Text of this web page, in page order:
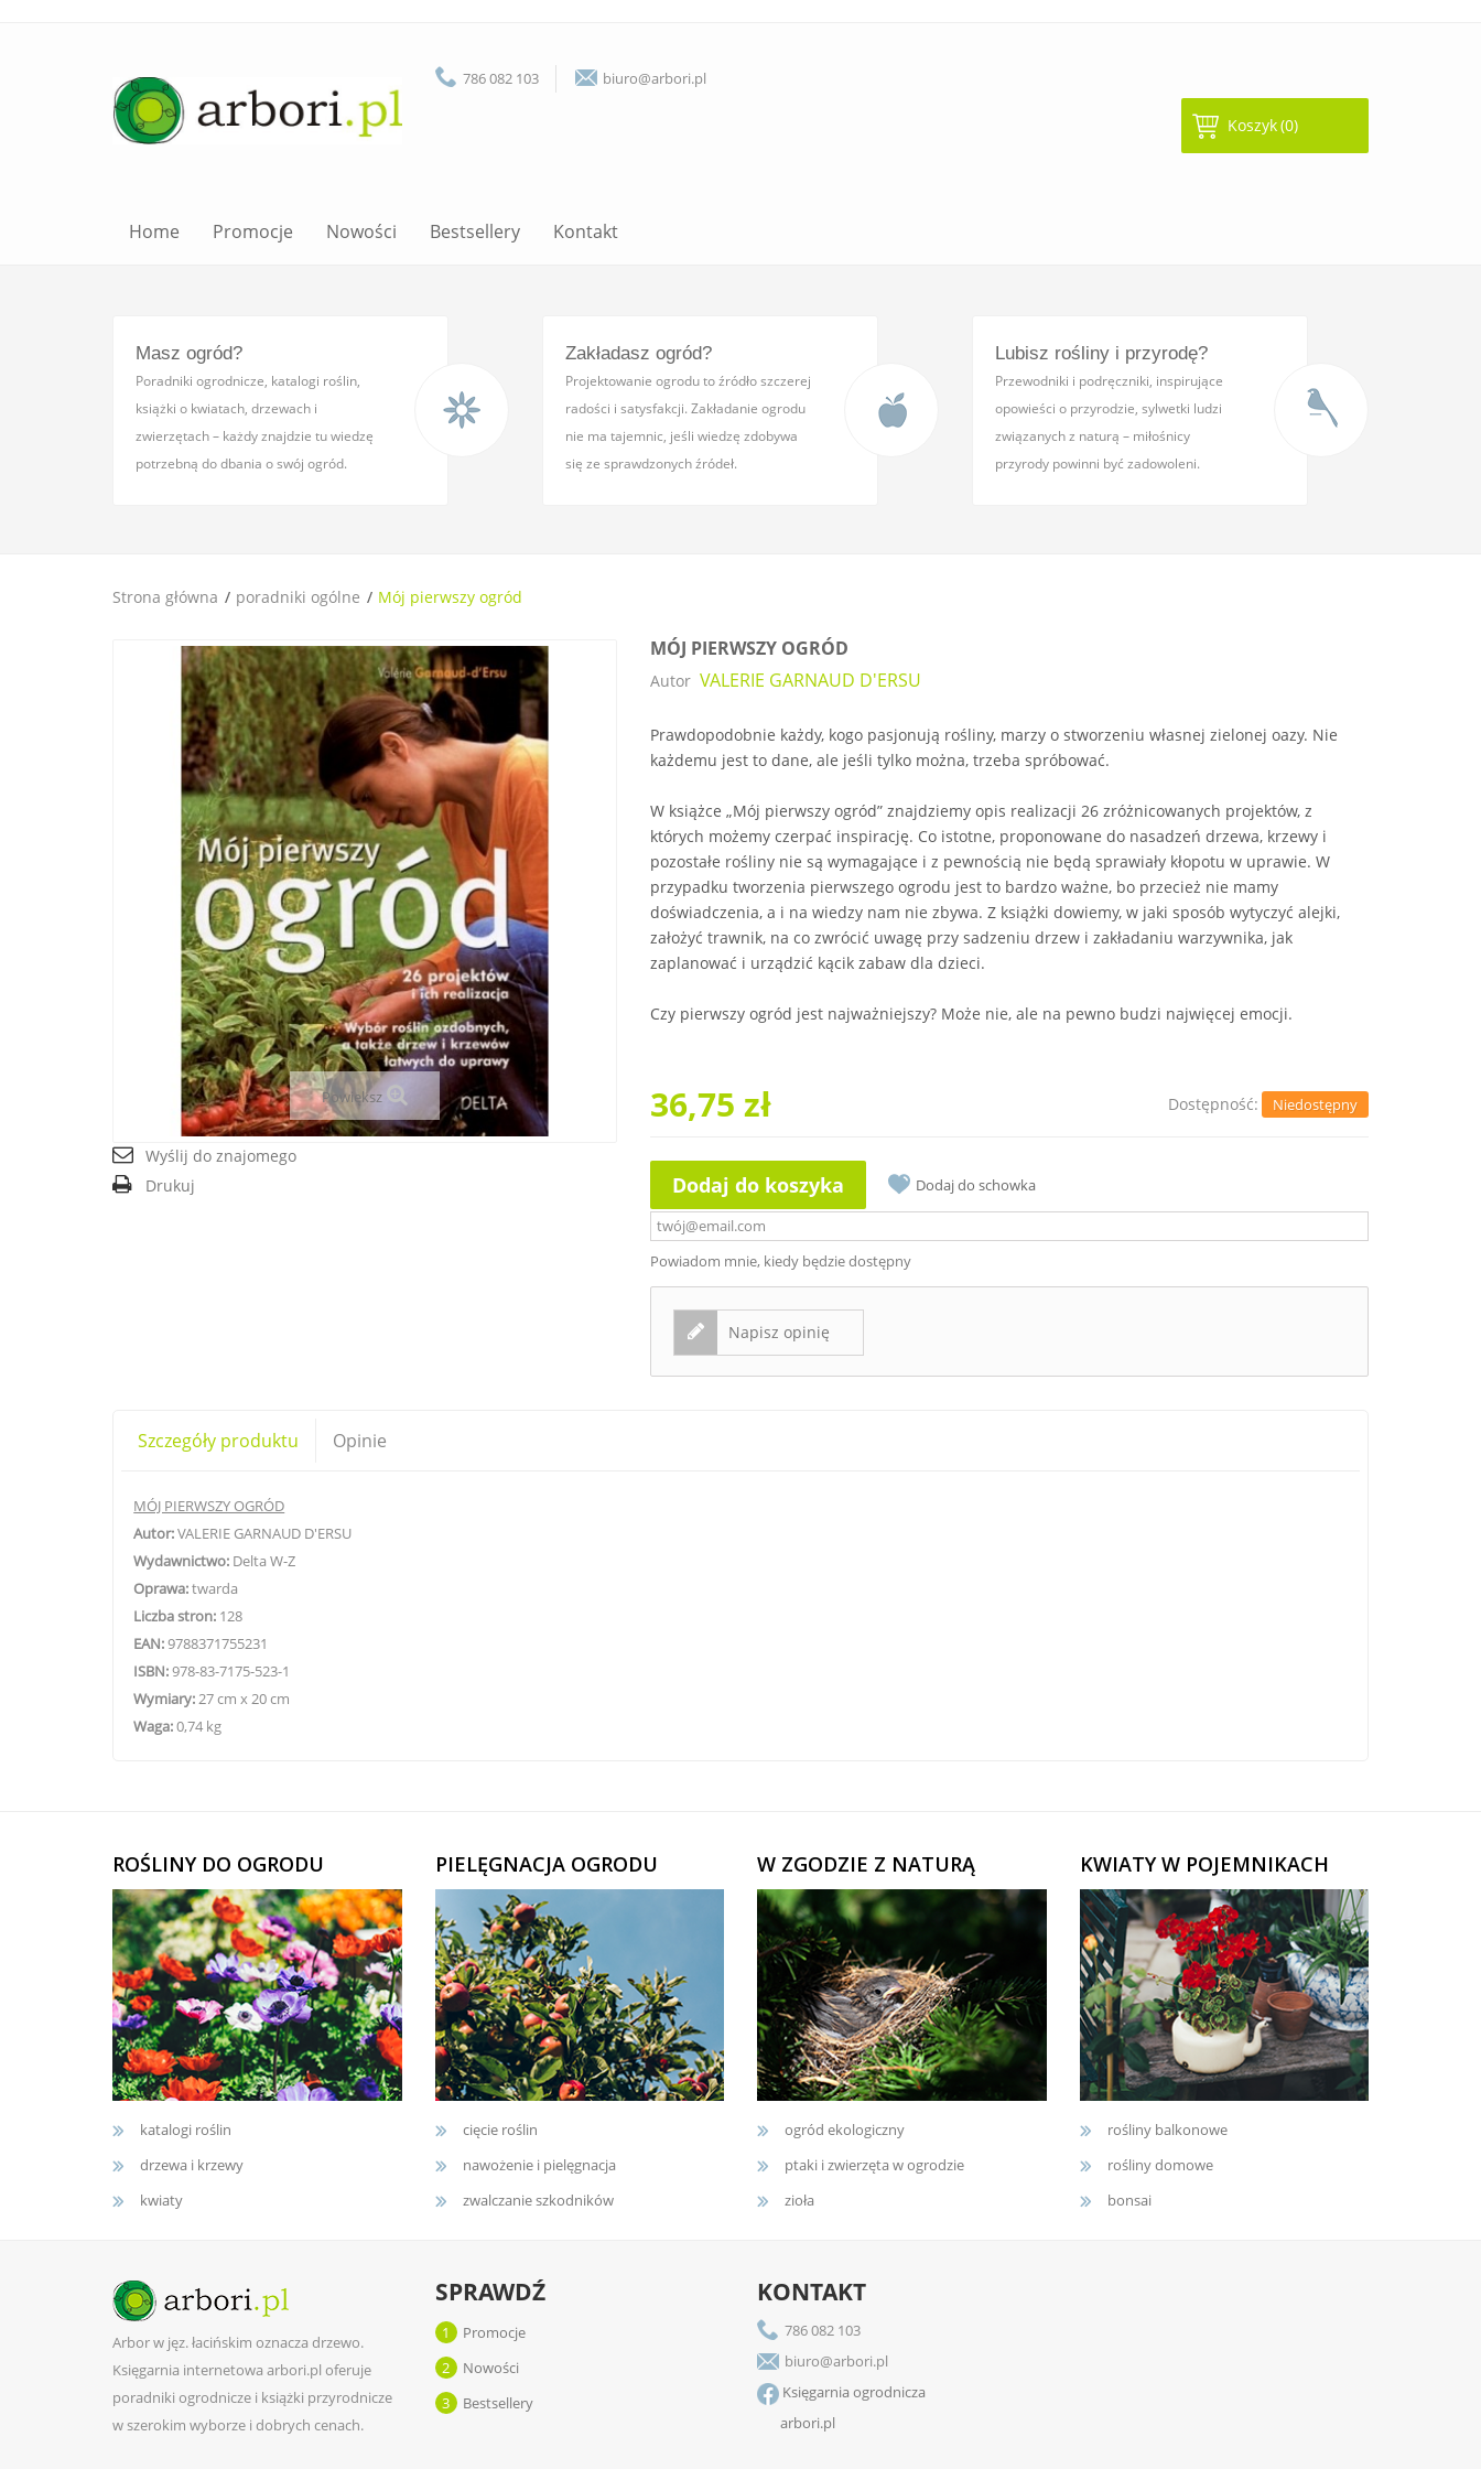
786 082 103 biuro@arbori.pl
Koszyk(0)
Home Promocje Nowości Bestsellery Kontakt
Masz ogród?
Poradniki ogrodnicze, katalogi roślin,
książki o kwiatach, drzewach i
zwierzętach – każdy znajdzie tu wiedzę
potrzebną do dbania o swój ogród.
Zakładasz ogród?
Projektowanie ogrodu to źródło szczerej
radości i satysfakcji. Zakładanie ogrodu
nie ma tajemnic, jeśli wiedzę zdobywa
się ze sprawdzonych źródeł.
Lubisz rośliny i przyrodę?
Przewodniki i podręczniki, inspirujące
opowieści o przyrodzie, sylwetki ludzi
związanych z naturą – miłośnicy
przyrody powinni być zadowoleni.
Strona główna poradniki ogólne Mój pierwszy ogród
Powiększ
Wyślij do znajomego
Drukuj
MÓJ PIERWSZY OGRÓD
Autor VALERIE GARNAUD D'ERSU
Prawdopodobnie każdy, kogo pasjonują rośliny, marzy o stworzeniu własnej zielonej oazy. Nie
każdemu jest to dane, ale jeśli tylko można, trzeba spróbować.
W książce „Mój pierwszy ogród” znajdziemy opis realizacji 26 zróżnicowanych projektów, z
których możemy czerpać inspirację. Co istotne, proponowane do nasadzeń drzewa, krzewy i
pozostałe rośliny nie są wymagające i z pewnością nie będą sprawiały kłopotu w uprawie. W
przypadku tworzenia pierwszego ogrodu jest to bardzo ważne, bo przecież nie mamy
doświadczenia, a i na wiedzy nam nie zbywa. Z książki dowiemy, w jaki sposób wytyczyć alejki,
założyć trawnik, na co zwrócić uwagę przy sadzeniu drzew i zakładaniu warzywnika, jak
zaplanować i urządzić kącik zabaw dla dzieci.
Czy pierwszy ogród jest najważniejszy? Może nie, ale na pewno budzi najwięcej emocji.
36,75 zł Dostępność: Niedostępny
Dodaj do koszyka Dodaj do schowka
Powiadom mnie, kiedy będzie dostępny
Napisz opinię
Szczegóły produktu Opinie
MÓJ PIERWSZY OGRÓD
Autor:VALERIE GARNAUD D'ERSU
Wydawnictwo: Delta W-Z
Oprawa:twarda
Liczba stron: 128
EAN:9788371755231
ISBN:978-83-7175-523-1
Wymiary:27 cm x 20 cm
Waga:0,74 kg
ROŚLINY DO OGRODU
katalogi roślin
drzewa i krzewy
kwiaty
PIELĘGNACJA OGRODU
cięcie roślin
nawożenie i pielęgnacja
zwalczanie szkodników
W ZGODZIE Z NATURĄ
ogród ekologiczny
ptaki i zwierzęta w ogrodzie
zioła
KWIATY W POJEMNIKACH
rośliny balkonowe
rośliny domowe
bonsai
Arbor w jęz. łacińskim oznacza drzewo.
Księgarnia internetowa arbori.pl oferuje
poradniki ogrodnicze i książki przyrodnicze
w szerokim wyborze i dobrych cenach.
SPRAWDŹ
Promocje
1
Nowości
2
Bestsellery
3
KONTAKT
786 082 103
biuro@arbori.pl
Księgarnia ogrodnicza
arbori.pl